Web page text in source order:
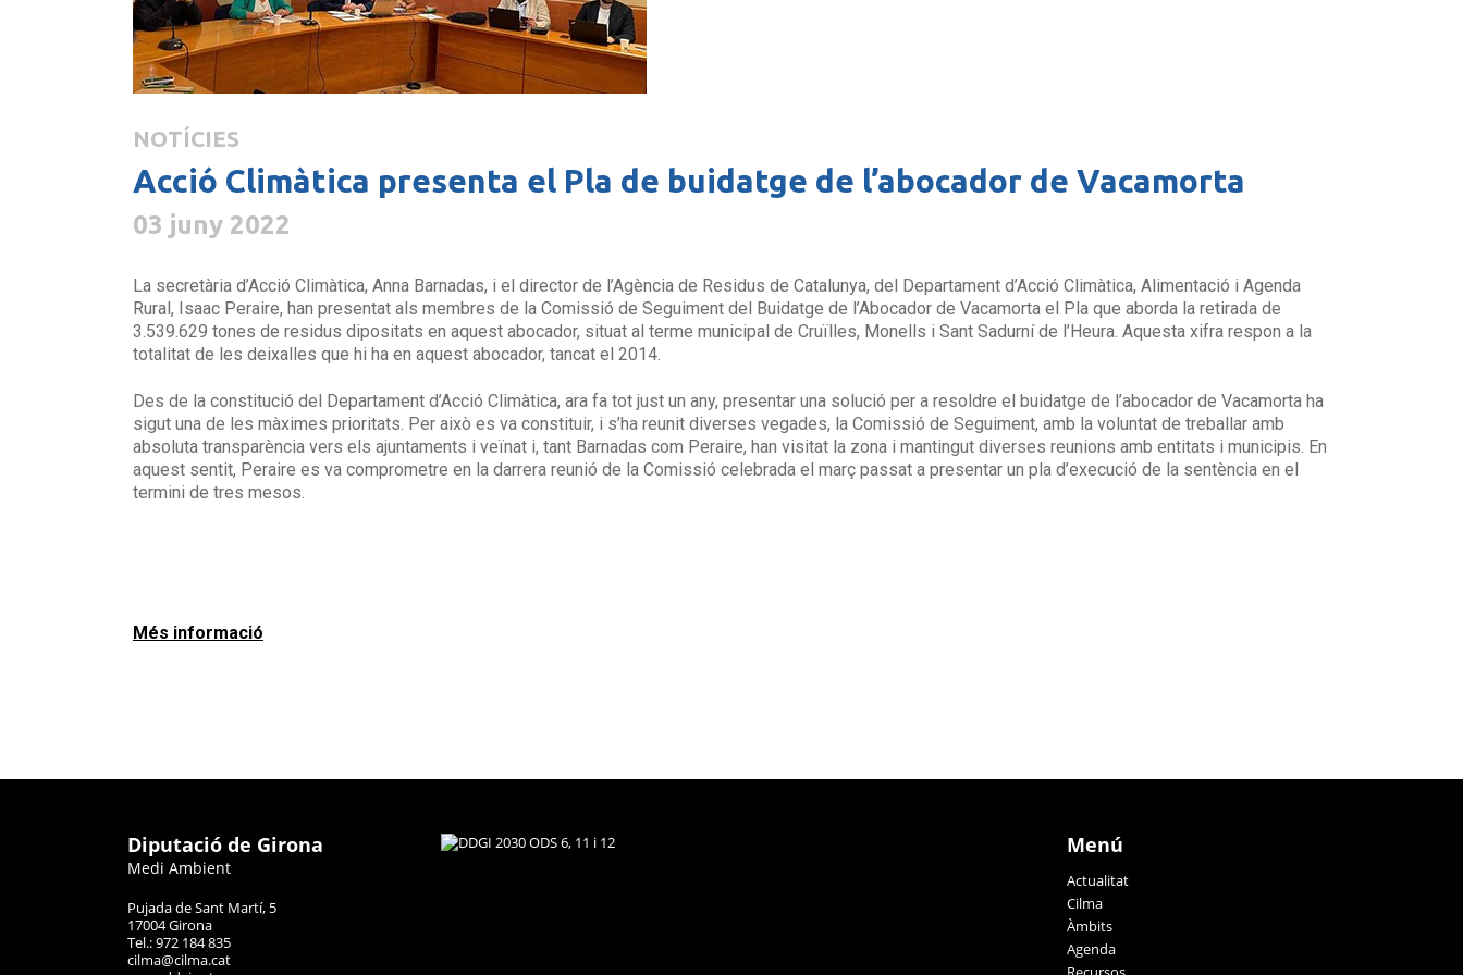
NOTÍCIES
Acció Climàtica presenta el Pla de buidatge de l’abocador de Vacamorta
03 juny 2022
La secretària d’Acció Climàtica, Anna Barnadas, i el director de l’Agència de Residus de Catalunya, del Departament d’Acció Climàtica, Alimentació i Agenda
Rural, Isaac Peraire, han presentat als membres de la Comissió de Seguiment del Buidatge de l’Abocador de Vacamorta el Pla que aborda la retirada de
3.539.629 tones de residus dipositats en aquest abocador, situat al terme municipal de Cruïlles, Monells i Sant Sadurní de l’Heura. Aquesta xifra respon a la
totalitat de les deixalles que hi ha en aquest abocador, tancat el 2014.
Des de la constitució del Departament d’Acció Climàtica, ara fa tot just un any, presentar una solució per a resoldre el buidatge de l’abocador de Vacamorta ha
sigut una de les màximes prioritats. Per això es va constituir, i s’ha reunit diverses vegades, la Comissió de Seguiment, amb la voluntat de treballar amb
absoluta transparència vers els ajuntaments i veïnat i, tant Barnadas com Peraire, han visitat la zona i mantingut diverses reunions amb entitats i municipis. En
aquest sentit, Peraire es va comprometre en la darrera reunió de la Comissió celebrada el març passat a presentar un pla d’execució de la sentència en el
termini de tres mesos.
Més informació
Diputació de Girona
Medi Ambient
Pujada de Sant Martí, 5
17004 Girona
Tel.: 972 184 835
cilma@cilma.cat
Menú
Actualitat
Cilma
Àmbits
Agenda